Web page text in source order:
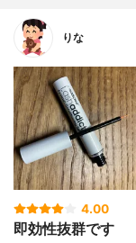
りな
4.00
即効性抜群です